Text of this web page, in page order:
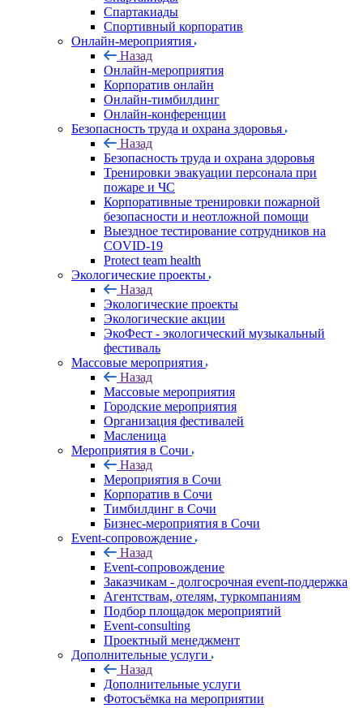
Спартакиады
Спортивный корпоратив
Онлайн-мероприятия
Назад
Онлайн-мероприятия
Корпоратив онлайн
Онлайн-тимбилдинг
Онлайн-конференции
Безопасность труда и охрана здоровья
Назад
Безопасность труда и охрана здоровья
Тренировки эвакуации персонала при
пожаре и ЧС
Корпоративные тренировки пожарной
безопасности и неотложной помощи
Выездное тестирование сотрудников на
COVID-19
Protect team health
Экологические проекты
Назад
Экологические проекты
Экологические акции
ЭкоФест - экологический музыкальный
фестиваль
Массовые мероприятия
Назад
Массовые мероприятия
Городские мероприятия
Организация фестивалей
Масленица
Мероприятия в Сочи
Назад
Мероприятия в Сочи
Корпоратив в Сочи
Тимбилдинг в Сочи
Бизнес-мероприятия в Сочи
Event-сопровождение
Назад
Event-сопровождение
Заказчикам - долгосрочная event-поддержка
Агентствам, отелям, туркомпаниям
Подбор площадок мероприятий
Event-consulting
Проектный менеджмент
Дополнительные услуги
Назад
Дополнительные услуги
Фотосъёмка на мероприятии